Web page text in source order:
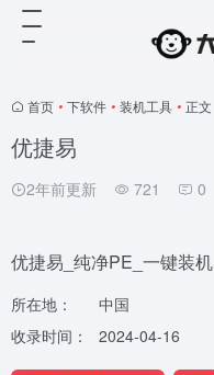
首页 • 下软件 • 装机工具 • 正文
优捷易
2年前更新 721 0
优捷易_纯净PE_一键装机
所在地：
中国
收录时间：
2024-04-16